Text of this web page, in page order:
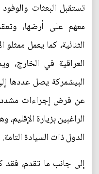
تستقبل البعثات
معهم على أرضها،
الثنائية، كما يعمل
العراقية في الخارج،
عن فرض إجراءات
الراغبين بزيارة
الدول ذات السيادة التامة.
إلى جانب ما تقدم،